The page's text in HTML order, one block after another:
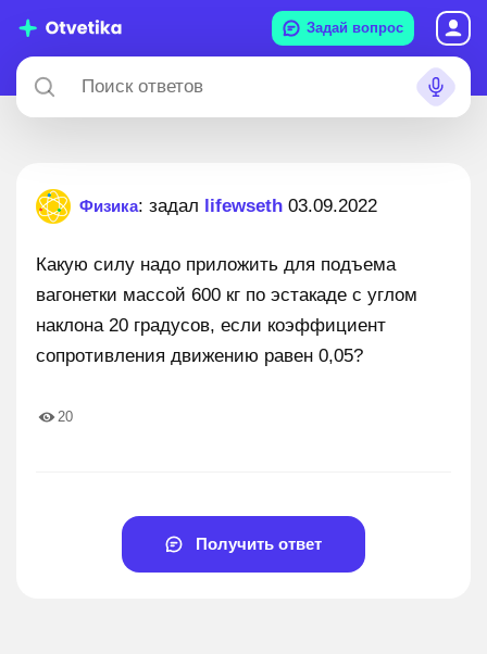
Задай вопрос
Физика: задал lifewseth 03.09.2022
Какую силу надо приложить для подъема
вагонетки массой 600 кг по эстакаде с углом
наклона 20 градусов, если коэффициент
сопротивления движению равен 0,05?
20
Получить ответ